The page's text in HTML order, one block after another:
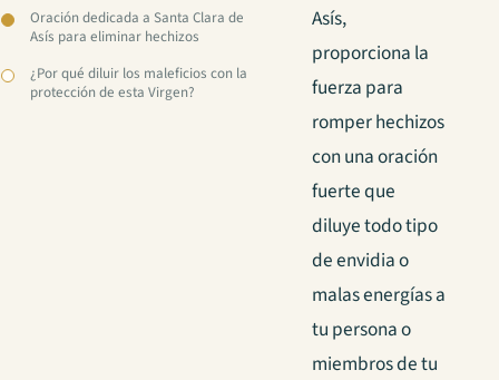
Oración dedicada a Santa Clara de
Asís para eliminar hechizos
¿Por qué diluir los maleficios con la
protección de esta Virgen?
Asís,
proporciona la
fuerza para
romper hechizos
con una oración
fuerte que
diluye todo tipo
de envidia o
malas energías a
tu persona o
miembros de tu